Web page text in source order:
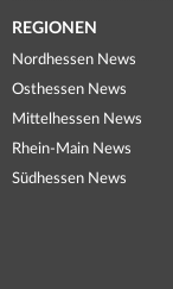
REGIONEN
Nordhessen News
Osthessen News
Mittelhessen News
Rhein-Main News
Südhessen News